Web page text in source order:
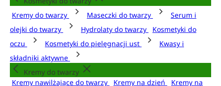
Kremy do twarzy
Maseczki do twarzy
Serum i
olejki do twarzy
Hydrolaty do twarzy
Kosmetyki do
oczu
Kosmetyki do pielęgnacji ust
Kwasy i
składniki aktywne
Kremy do twarzy
Kremy nawilżające do twarzy
Kremy na dzień
Kremy na